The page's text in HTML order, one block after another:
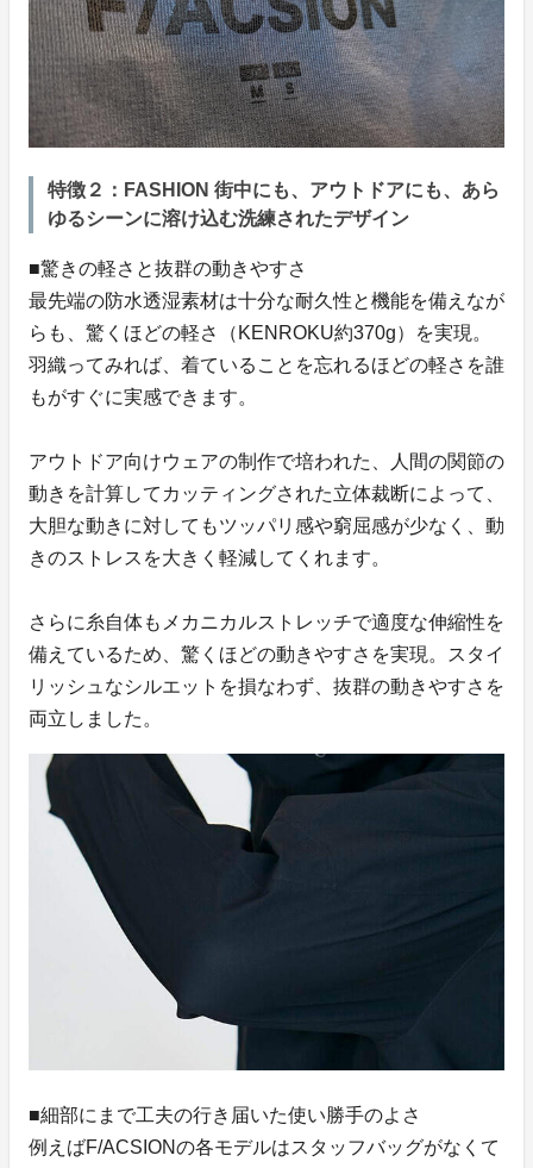
特徴２：FASHION 街中にも、アウトドアにも、あら
ゆるシーンに溶け込む洗練されたデザイン
■驚きの軽さと抜群の動きやすさ
最先端の防水透湿素材は十分な耐久性と機能を備えなが
らも、驚くほどの軽さ（KENROKU約370g）を実現。
羽織ってみれば、着ていることを忘れるほどの軽さを誰
もがすぐに実感できます。
アウトドア向けウェアの制作で培われた、人間の関節の
動きを計算してカッティングされた立体裁断によって、
大胆な動きに対してもツッパリ感や窮屈感が少なく、動
きのストレスを大きく軽減してくれます。
さらに糸自体もメカニカルストレッチで適度な伸縮性を
備えているため、驚くほどの動きやすさを実現。スタイ
リッシュなシルエットを損なわず、抜群の動きやすさを
両立しました。
■細部にまで工夫の行き届いた使い勝手のよさ
例えばF/ACSIONの各モデルはスタッフバッグがなくて